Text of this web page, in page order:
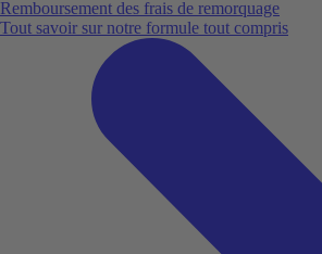
Remboursement des frais de remorquage
Tout savoir sur notre formule tout compris